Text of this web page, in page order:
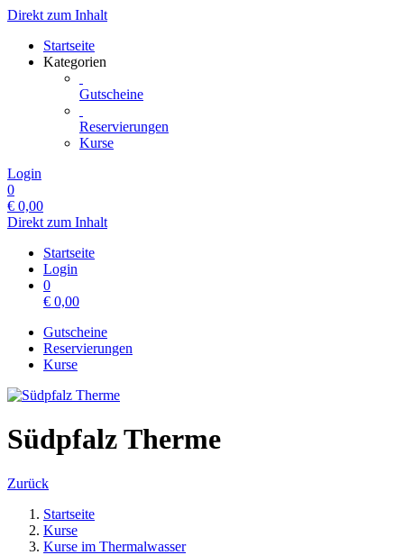
Direkt zum Inhalt
Startseite
Kategorien
Gutscheine
Reservierungen
Kurse
Login
0
€ 0,00
Direkt zum Inhalt
Startseite
Login
0
€ 0,00
Gutscheine
Reservierungen
Kurse
Südpfalz Therme
Zurück
Startseite
Kurse
Kurse im Thermalwasser